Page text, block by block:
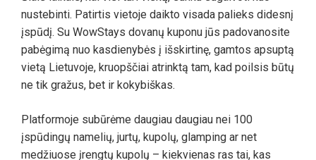
nustebinti. Patirtis vietoje daikto visada palieks didesnį
įspūdį. Su WowStays dovanų kuponu jūs padovanosite
pabėgimą nuo kasdienybės į išskirtinę, gamtos apsuptą
vietą Lietuvoje, kruopščiai atrinktą tam, kad poilsis būtų
ne tik gražus, bet ir kokybiškas.
Platformoje subūrėme daugiau daugiau nei 100
įspūdingų namelių, jurtų, kupolų, glamping ar net
medžiuose įrengtų kupolų – kiekvienas ras tai, kas